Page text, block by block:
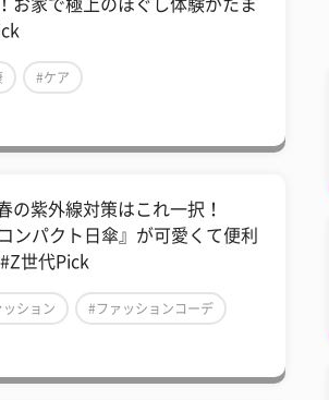
お家で極上のほぐし体験がたま
#ケア
の紫外線対策はこれ一択！
ンパクト日傘』が可愛くて便利
世代Pick
ッション #ファッションコーデ